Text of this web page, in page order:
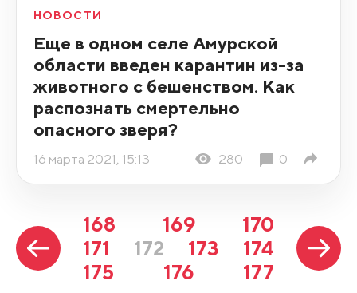
НОВОСТИ
Еще в одном селе Амурской
области введен карантин из-за
животного с бешенством. Как
распознать смертельно
опасного зверя?
16 марта 2021, 15:13 280 0
168 169
170
171
172 173
174
175
176 177